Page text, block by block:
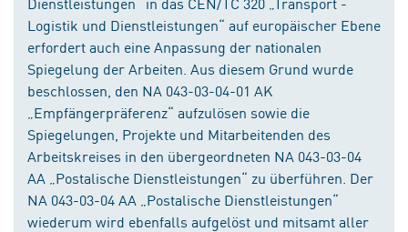
Logistik und Dienstleistungen“ auf europäischer Ebene
erfordert auch eine Anpassung der nationalen
Spiegelung der Arbeiten. Aus diesem Grund wurde
beschlossen, den NA 043-03-04-01 AK
„Empfängerpräferenz“ aufzulösen sowie die
Spiegelungen, Projekte und Mitarbeitenden des
Arbeitskreises in den übergeordneten NA 043-03-04
AA „Postalische Dienstleistungen“ zu überführen. Der
NA 043-03-04 AA „Postalische Dienstleistungen“
wiederum wird ebenfalls aufgelöst und mitsamt aller